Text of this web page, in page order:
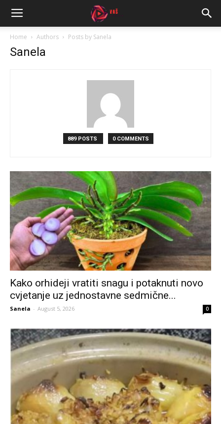
Home Authors Posts by Sanela
Sanela
889 POSTS 0 COMMENTS
Kako orhideji vratiti snagu i potaknuti novo
cvjetanje uz jednostavne sedmične...
Sanela - August 5, 2026 0